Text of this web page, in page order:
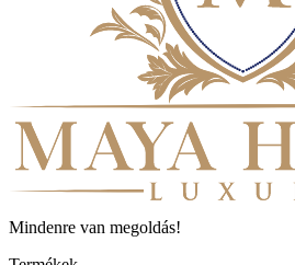
Mindenre van megoldás!